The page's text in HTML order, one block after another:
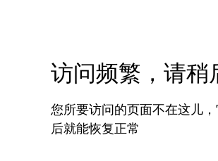
访问频繁，请稍
您所要访问的页面不在这儿
后就能恢复正常